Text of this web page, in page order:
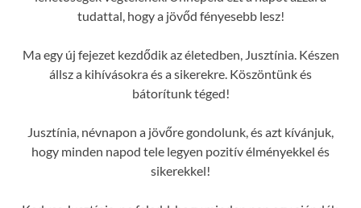
tudattal, hogy a jövőd fényesebb lesz!
Ma egy új fejezet kezdődik az életedben, Jusztínia. Készen
állsz a kihívásokra és a sikerekre. Köszöntünk és
bátorítunk téged!
Jusztínia, névnapon a jövőre gondolunk, és azt kívánjuk,
hogy minden napod tele legyen pozitív élményekkel és
sikerekkel!